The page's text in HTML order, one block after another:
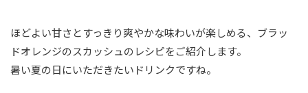
ほどよい甘さとすっきり爽やかな味わいが楽しめる、ブラッ
ドオレンジのスカッシュのレシピをご紹介します。
暑い夏の日にいただきたいドリンクですね。